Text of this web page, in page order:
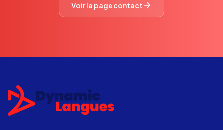
Voir la page contact